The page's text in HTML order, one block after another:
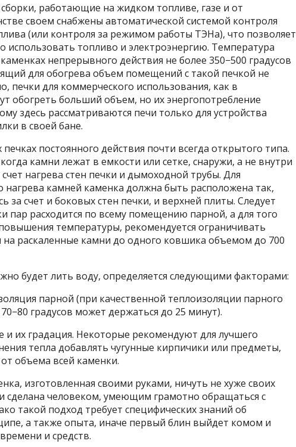
работающие на жидком топливе, газе и от
своем снабжены автоматической системой контроля
(или контроля за режимом работы ТЭНа), что позволяет
использовать топливо и электроэнергию. Температура
непрерывного действия не более 350−500 градусов
для обогрева объем помещений с такой печкой не
печки для коммерческого использования, как в
обогреть больший объем, но их энергопотребление
здесь рассматриваются печи только для устройства
в своей бане.
постоянного действия почти всегда открытого типа.
камни лежат в емкости или сетке, снаружи, а не внутри
нагрева стен печки и дымоходной трубы. Для
нагрева камней каменка должна быть расположена так,
за счет и боковых стен печки, и верхней плиты. Следует
пар расходится по всему помещению парной, а для того
температуры, рекомендуется ограничивать
раскаленные камни до одного ковшика объемом до 700
будет лить воду, определяется следующими факторами:
парной (при качественной теплоизоляции парного
градусов может держаться до 25 минут).
и их градация. Некоторые рекомендуют для лучшего
тепла добавлять чугунные кирпичики или предметы,
объема всей каменки.
изготовленная своими руками, ничуть не хуже своих
сделана человеком, умеющим грамотно обращаться с
такой подход требует специфических знаний об
а также опыта, иначе первый блин выйдет комом и
и средств.